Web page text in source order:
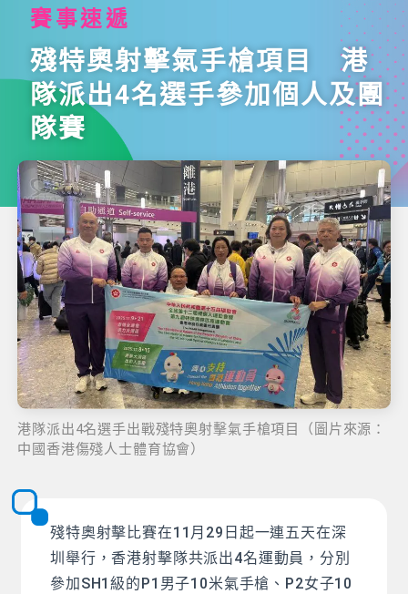
賽事速遞
殘特奧射擊氣手槍項目 港
隊派出4名選手參加個人及團
隊賽
港隊派出4名選手出戰殘特奧射擊氣手槍項目（圖片來源：
中國香港傷殘人士體育協會）
殘特奧射擊比賽在11月29日起一連五天在深
圳舉行，香港射擊隊共派出4名運動員，分別
參加SH1級的P1男子10米氣手槍、P2女子10